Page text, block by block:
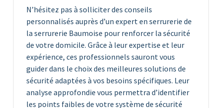
N’hésitez pas à solliciter des conseils
personnalisés auprès d’un expert en serrurerie de
la serrurerie Baumoise pour renforcer la sécurité
de votre domicile. Grâce à leur expertise et leur
expérience, ces professionnels sauront vous
guider dans le choix des meilleures solutions de
sécurité adaptées à vos besoins spécifiques. Leur
analyse approfondie vous permettra d’identifier
les points faibles de votre système de sécurité